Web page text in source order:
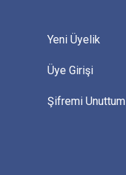
Yeni Üyelik
Üye Girişi
Şifremi Unuttum